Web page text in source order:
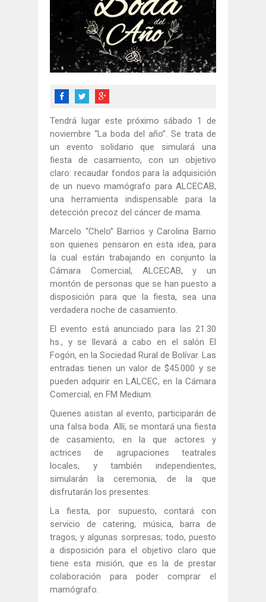
Tendrá lugar este próximo sábado 1 de
noviembre “La boda del año”. Se trata de
un evento solidario que simulará una
fiesta de casamiento, con un objetivo
claro: recaudar fondos para la adquisición
de un nuevo mamógrafo para ALCECAB,
una herramienta indispensable para la
detección precoz del cáncer de mama.
Marcelo “Chelo” Barrios y Carolina Barrio
son quienes pensaron en esta idea, para
la cual están trabajando en conjunto la
Cámara Comercial, ALCECAB, y un
montón de personas que se han puesto a
disposición para que la fiesta, sea una
verdadera noche de casamiento.
El evento está anunciado para las 21.30
hs., y se llevará a cabo en el salón El
Fogón, en la Sociedad Rural de Bolívar. Las
entradas tienen un valor de $45.000 y se
pueden adquirir en LALCEC, en la Cámara
Comercial, en FM Medium.
Quienes asistan al evento, participarán de
una falsa boda. Allí, se montará una fiesta
de casamiento, en la que actores y
actrices de agrupaciones teatrales
locales, y también independientes,
simularán la ceremonia, de la que
disfrutarán los presentes.
La fiesta, por supuesto, contará con
servicio de catering, música, barra de
tragos, y algunas sorpresas; todo, puesto
a disposición para el objetivo claro que
tiene esta misión, que es la de prestar
colaboración para poder comprar el
mamógrafo.